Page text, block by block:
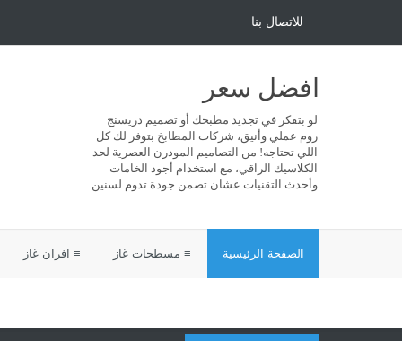
للاتصال بنا
افضل سعر
لو بتفكر في تجديد مطبخك أو تصميم دريسنج
روم عملي وأنيق، شركات المطابخ بتوفر لك كل
اللي تحتاجه! من التصاميم المودرن العصرية لحد
الكلاسيك الراقي، مع استخدام أجود الخامات
وأحدث التقنيات عشان تضمن جودة تدوم لسنين
الصفحة الرئيسية ≡ مسطحات غاز ≡ افران غاز